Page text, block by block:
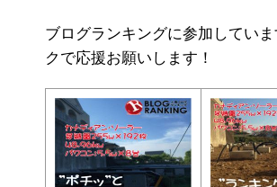
ブログランキングに参加していま
クで応援お願いします！